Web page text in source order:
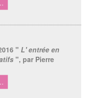
" L' entrée en
", par Pierre